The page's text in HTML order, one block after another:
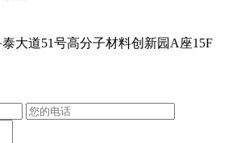
大道51号高分子材料创新园A座15F